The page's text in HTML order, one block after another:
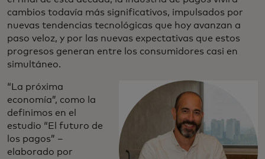
cambios todavía más significativos, impulsados por
nuevas tendencias tecnológicas que hoy avanzan a
paso veloz, y por las nuevas expectativas que estos
progresos generan entre los consumidores casi en
simultáneo.
“La próxima
economía”, como la
definimos en el
estudio “El futuro de
los pagos” –
elaborado por